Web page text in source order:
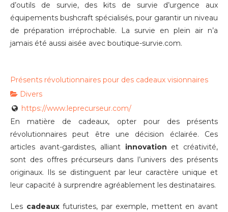
d’outils de survie, des kits de survie d’urgence aux
équipements bushcraft spécialisés, pour garantir un niveau
de préparation irréprochable. La survie en plein air n’a
jamais été aussi aisée avec boutique-survie.com.
Présents révolutionnaires pour des cadeaux visionnaires
Divers
https://www.leprecurseur.com/
En matière de cadeaux, opter pour des présents
révolutionnaires peut être une décision éclairée. Ces
articles avant-gardistes, alliant innovation et créativité,
sont des offres précurseurs dans l’univers des présents
originaux. Ils se distinguent par leur caractère unique et
leur capacité à surprendre agréablement les destinataires.
Les cadeauxfuturistes, par exemple, mettent en avant